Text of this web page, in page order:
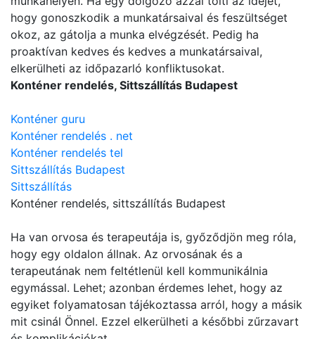
hogy gonoszkodik a munkatársaival és feszültséget
okoz, az gátolja a munka elvégzését. Pedig ha
proaktívan kedves és kedves a munkatársaival,
elkerülheti az időpazarló konfliktusokat.
Konténer rendelés, Sittszállítás Budapest
Konténer guru
Konténer rendelés . net
Konténer rendelés tel
Sittszállítás Budapest
Sittszállítás
Konténer rendelés, sittszállítás Budapest
Ha van orvosa és terapeutája is, győződjön meg róla,
hogy egy oldalon állnak. Az orvosának és a
terapeutának nem feltétlenül kell kommunikálnia
egymással. Lehet; azonban érdemes lehet, hogy az
egyiket folyamatosan tájékoztassa arról, hogy a másik
mit csinál Önnel. Ezzel elkerülheti a későbbi zűrzavart